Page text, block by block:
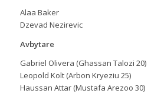
Alaa Baker
Dzevad Nezirevic
Avbytare
Gabriel Olivera (Ghassan Talozi 20)
Leopold Kolt (Arbon Kryeziu 25)
Haussan Attar (Mustafa Arezoo 30)